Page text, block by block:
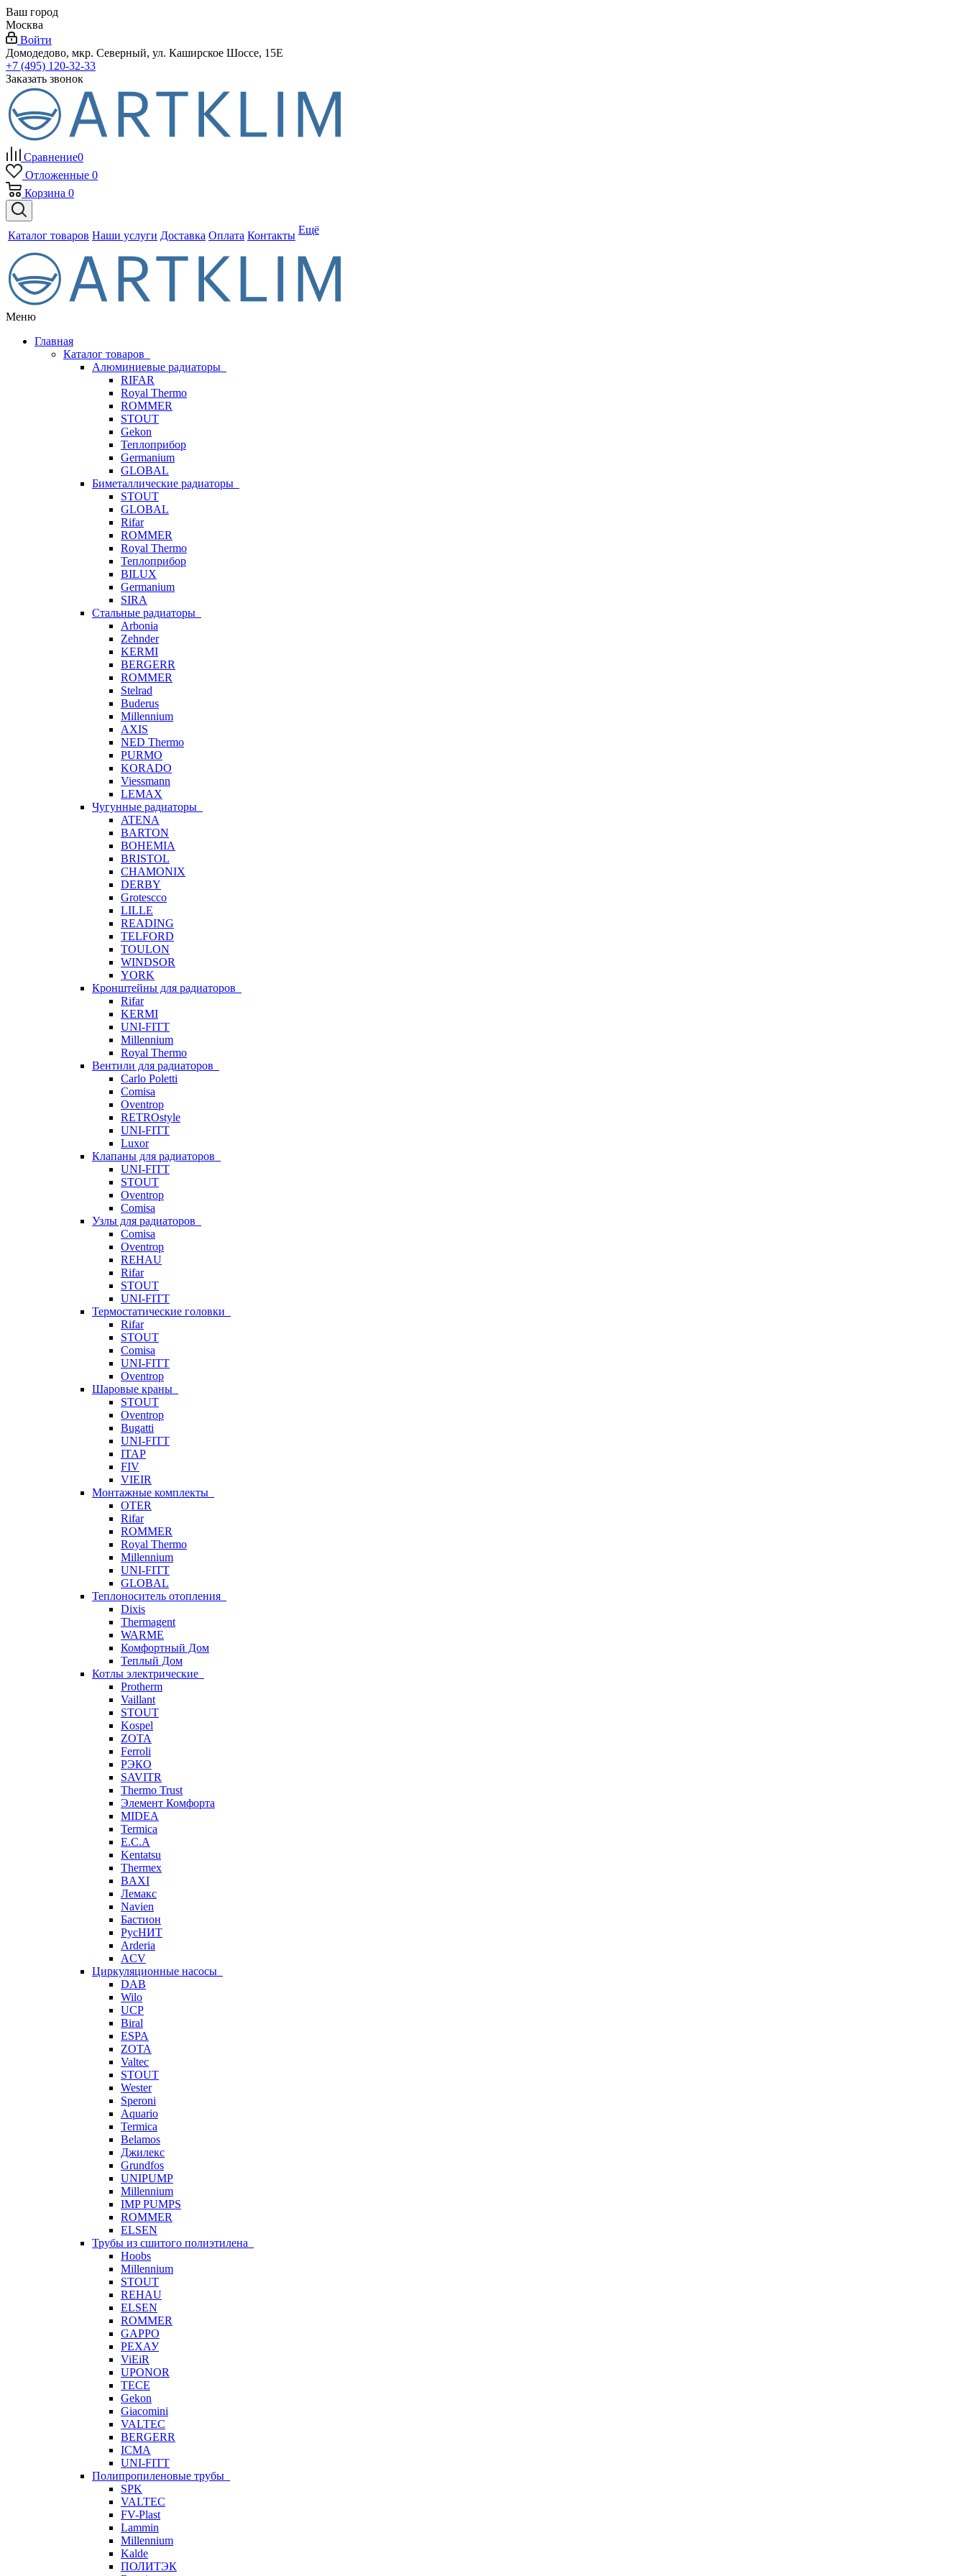
Ваш город
Москва
Войти
Домодедово, мкр. Северный, ул. Каширское Шоссе, 15Е
+7 (495) 120-32-33
Заказать звонок
Сравнение0
Отложенные 0
Корзина 0
Каталог товаров Наши услуги Доставка Оплата Контакты Ещё
Меню
Главная
Каталог товаров
Алюминиевые радиаторы
RIFAR
Royal Thermo
ROMMER
STOUT
Gekon
Теплоприбор
Germanium
GLOBAL
Биметаллические радиаторы
STOUT
GLOBAL
Rifar
ROMMER
Royal Thermo
Теплоприбор
BILUX
Germanium
SIRA
Стальные радиаторы
Arbonia
Zehnder
KERMI
BERGERR
ROMMER
Stelrad
Buderus
Millennium
AXIS
NED Thermo
PURMO
KORADO
Viessmann
LEMAX
Чугунные радиаторы
ATENA
BARTON
BOHEMIA
BRISTOL
CHAMONIX
DERBY
Grotescco
LILLE
READING
TELFORD
TOULON
WINDSOR
YORK
Кронштейны для радиаторов
Rifar
KERMI
UNI-FITT
Millennium
Royal Thermo
Вентили для радиаторов
Carlo Poletti
Comisa
Oventrop
RETROstyle
UNI-FITT
Luxor
Клапаны для радиаторов
UNI-FITT
STOUT
Oventrop
Comisa
Узлы для радиаторов
Comisa
Oventrop
REHAU
Rifar
STOUT
UNI-FITT
Термостатические головки
Rifar
STOUT
Comisa
UNI-FITT
Oventrop
Шаровые краны
STOUT
Oventrop
Bugatti
UNI-FITT
ITAP
FIV
VIEIR
Монтажные комплекты
OTER
Rifar
ROMMER
Royal Thermo
Millennium
UNI-FITT
GLOBAL
Теплоноситель отопления
Dixis
Thermagent
WARME
Комфортный Дом
Теплый Дом
Котлы электрические
Protherm
Vaillant
STOUT
Kospel
ZOTA
Ferroli
РЭКО
SAVITR
Thermo Trust
Элемент Комфорта
MIDEA
Termica
E.C.A
Kentatsu
Thermex
BAXI
Лемакс
Navien
Бастион
РусНИТ
Arderia
ACV
Циркуляционные насосы
DAB
Wilo
UCP
Biral
ESPA
ZOTA
Valtec
STOUT
Wester
Speroni
Aquario
Termica
Belamos
Джилекс
Grundfos
UNIPUMP
Millennium
IMP PUMPS
ROMMER
ELSEN
Трубы из сшитого полиэтилена
Hoobs
Millennium
STOUT
REHAU
ELSEN
ROMMER
GAPPO
РЕХАУ
ViEiR
UPONOR
TECE
Gekon
Giacomini
VALTEC
BERGERR
ICMA
UNI-FITT
Полипропиленовые трубы
SPK
VALTEC
FV-Plast
Lammin
Millennium
Kalde
ПОЛИТЭК